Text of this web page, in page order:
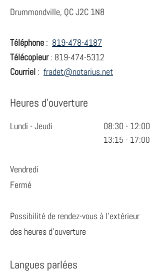
Drummondville, QC J2C 1N8
Téléphone : 819-478-4187
Télécopieur: 819-474-5312
Courriel : fradet@notarius.net
Heures d’ouverture
Lundi - Jeudi 08:30 - 12:00
13:15 - 17:00
Vendredi
Fermé
Possibilité de rendez-vous à l’extérieur
des heures d’ouverture
Langues parlées